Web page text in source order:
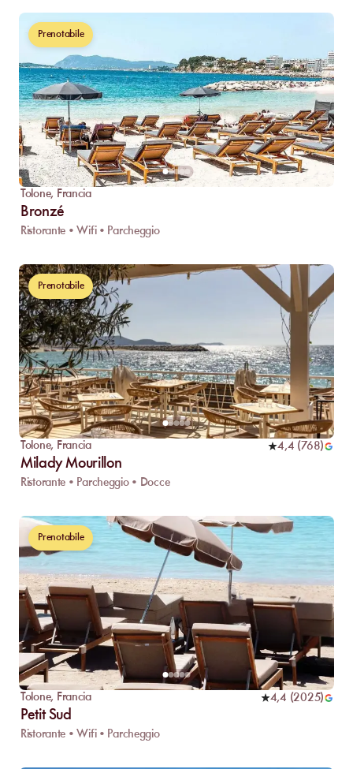
Prenotabile
Tolone, Francia
Bronzé
Ristorante • Wifi • Parcheggio
Prenotabile
Tolone, Francia 4,4 (768)
Milady Mourillon
Ristorante • Parcheggio • Docce
Prenotabile
Tolone, Francia 4,4 (2025)
Petit Sud
Ristorante • Wifi • Parcheggio